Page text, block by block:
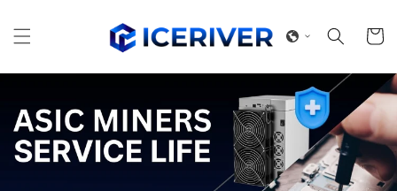
容
物